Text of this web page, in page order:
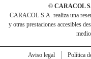
© CARACOL
CARACOL S.A. realiza una
y otras prestaciones accesibles
Aviso legal Política